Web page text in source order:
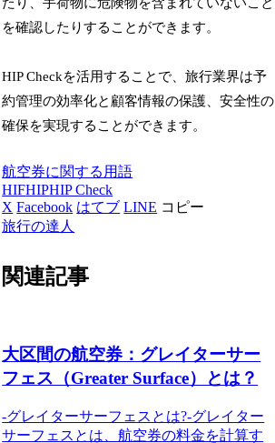
を確認したりすることができます。
HIP Checkを活用することで、旅行業界は予
約管理の効率化と顧客情報の保護、安全性の
確保を実現することができます。
航空券に関する用語
HIFHIPHIP Check
X Facebook はてブ LINE コピー
旅行の達人
関連記事
大区間の航空券：グレイターサー
フェス（Greater Surface）とは？
-グレイターサーフェスとは?-グレイター
サーフェスとは、航空券の料金を計算す